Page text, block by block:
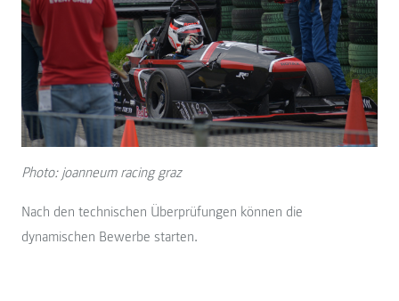
Photo: joanneum racing graz
Nach den technischen Überprüfungen können die
dynamischen Bewerbe starten.